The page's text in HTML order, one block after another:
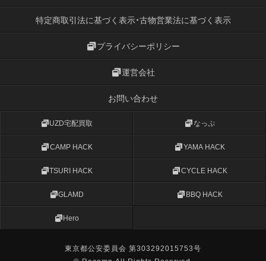
特定商取引法に基づく表示・古物営業法に基づく表示
プライバシーポリシー
運営会社
お問い合わせ
UZD宅配買取 なっぷ
CAMP HACK YAMA HACK
TSURI HACK CYCLE HACK
GLAMD BBQ HACK
Hero
東京都公安委員会 第303292015753号